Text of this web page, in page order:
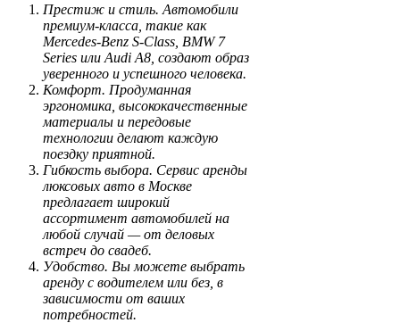
Престиж и стиль. Автомобили
премиум-класса, такие как
Mercedes-Benz S-Class, BMW 7
Series или Audi A8, создают образ
уверенного и успешного человека.
Комфорт. Продуманная
эргономика, высококачественные
материалы и передовые
технологии делают каждую
поездку приятной.
Гибкость выбора. Сервис аренды
люксовых авто в Москве
предлагает широкий
ассортимент автомобилей на
любой случай — от деловых
встреч до свадеб.
Удобство. Вы можете выбрать
аренду с водителем или без, в
зависимости от ваших
потребностей.